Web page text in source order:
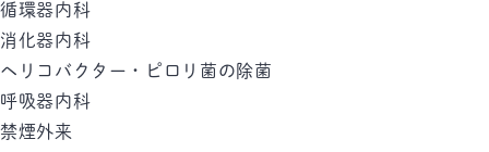
循環器内科
消化器内科
ヘリコバクター・ピロリ菌の除菌
呼吸器内科
禁煙外来